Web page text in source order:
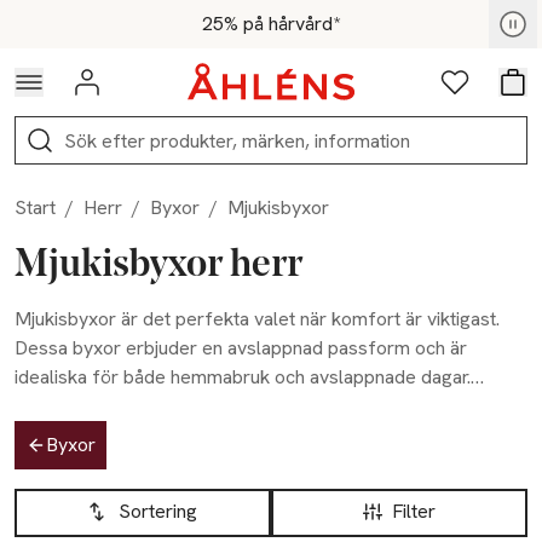
Hoppa till navigationsmenyn25% på hårvård*
För medlemmar - Shoppa nu
Logga in Favoriter
Sök
Start / Herr / Byxor / Mjukisbyxor
Mjukisbyxor herr
Mjukisbyxor är det perfekta valet när komfort är viktigast.
Dessa byxor erbjuder en avslappnad passform och är
idealiska för både hemmabruk och avslappnade dagar.
funktionellt, med klassiska färger som passar till det mesta.
Oavsett om du vill ha ett par att slappa i hemma eller bara
värdesätter komfort under lediga stunder, hittar du
mjukisbyxor som kombinerar komfort och stil.
Hoppa till produktsidan
Byxor
Hoppa till produktsidan
Filter
Sortering
Lista över produkter